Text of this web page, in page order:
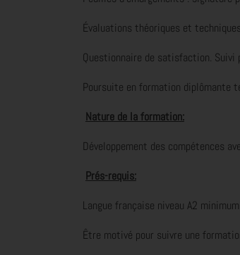
Évaluations théoriques et
Questionnaire de satisfaction. Suivi
Poursuite en formation diplômante
Nature de la formation:
Développement des compétences
Prés-requis:
Langue française niveau A2
Être motivé pour suivre une